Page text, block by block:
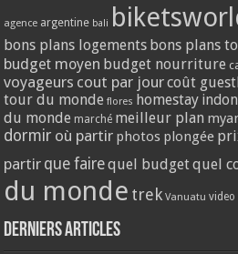
agence argentine bali
bons plans logements bons plans
budget moyen budget nourriture
voyageurs cout par jourcoût
tour du monde flores homestay
du monde marché meilleur plan
dormir où partir photos plongée
partir que fairequel budgetquel
du monde trek Vanuatu video
Derniers articles